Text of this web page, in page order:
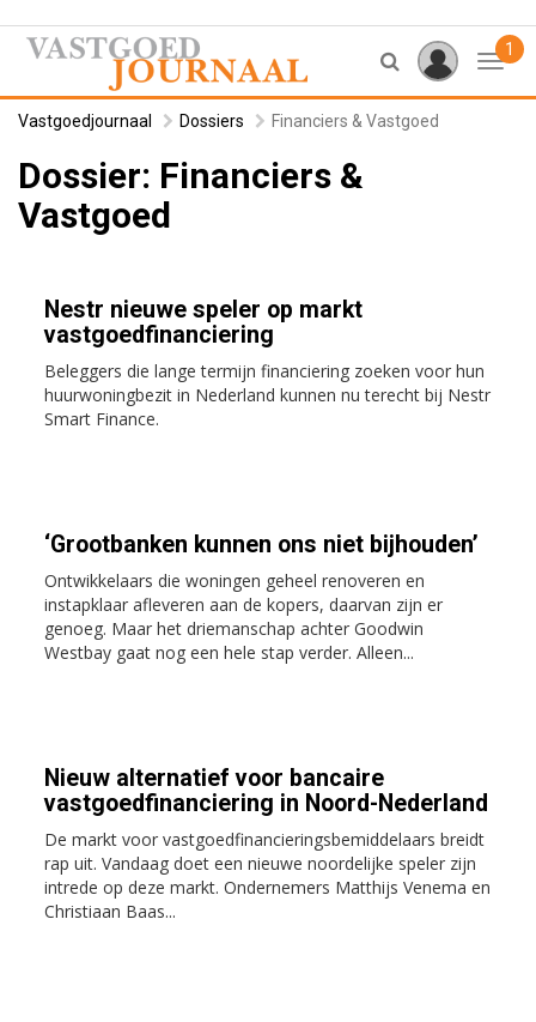
1
Vastgoedjournaal Dossiers Financiers & Vastgoed
Dossier: Financiers &
Vastgoed
Nestr nieuwe speler op markt
vastgoedfinanciering
Beleggers die lange termijn financiering zoeken voor hun
huurwoningbezit in Nederland kunnen nu terecht bij Nestr
Smart Finance.
‘Grootbanken kunnen ons niet bijhouden’
Ontwikkelaars die woningen geheel renoveren en
instapklaar afleveren aan de kopers, daarvan zijn er
genoeg. Maar het driemanschap achter Goodwin
Westbay gaat nog een hele stap verder. Alleen...
Nieuw alternatief voor bancaire
vastgoedfinanciering in Noord-Nederland
De markt voor vastgoedfinancieringsbemiddelaars breidt
rap uit. Vandaag doet een nieuwe noordelijke speler zijn
intrede op deze markt. Ondernemers Matthijs Venema en
Christiaan Baas...